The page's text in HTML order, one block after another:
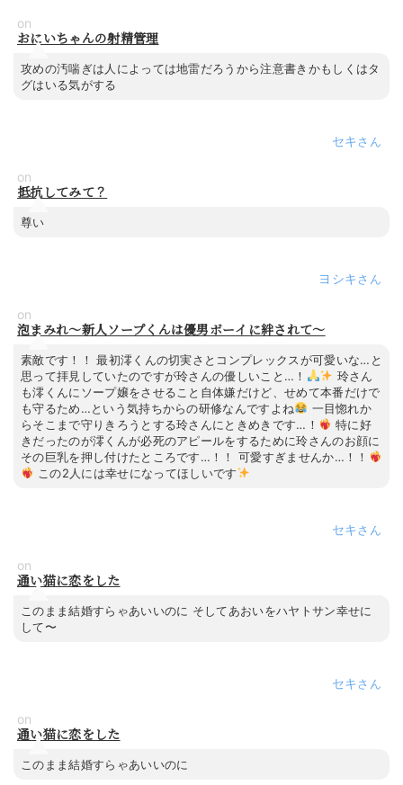
on
おにいちゃんの射精管理
攻めの汚喘ぎは人によっては地雷だろうから注意書きかもしくはタ
グはいる気がする
セキ
on
抵抗してみて？
尊い
ヨシキ
on
泡まみれ～新人ソープくんは優男ボーイに絆されて～
素敵です！！ 最初澪くんの切実さとコンプレックスが可愛いな…と
思って拝見していたのですが玲さんの優しいこと…！
玲さん
も澪くんにソープ嬢をさせること自体嫌だけど、せめて本番だけで
も守るため…という気持ちからの研修なんですよね
一目惚れか
らそこまで守りきろうとする玲さんにときめきです…！
特に好
きだったのが澪くんが必死のアピールをするために玲さんのお顔に
その巨乳を押し付けたところです…！！ 可愛すぎませんか…！！
この2人には幸せになってほしいです
セキ
on
通い猫に恋をした
このまま結婚すらゃあいいのに そしてあおいをハヤトサン幸せに
して〜
セキ
on
通い猫に恋をした
このまま結婚すらゃあいいのに